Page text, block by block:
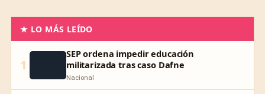
★ LO MÁS LEÍDO
1
SEP ordena impedir educación
militarizada tras caso Dafne
Nacional